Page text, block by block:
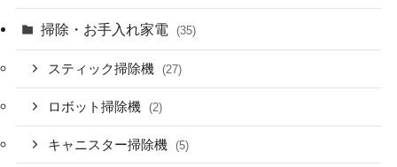
掃除・お手入れ家電 (35)
スティック掃除機 (27)
ロボット掃除機 (2)
キャニスター掃除機 (5)